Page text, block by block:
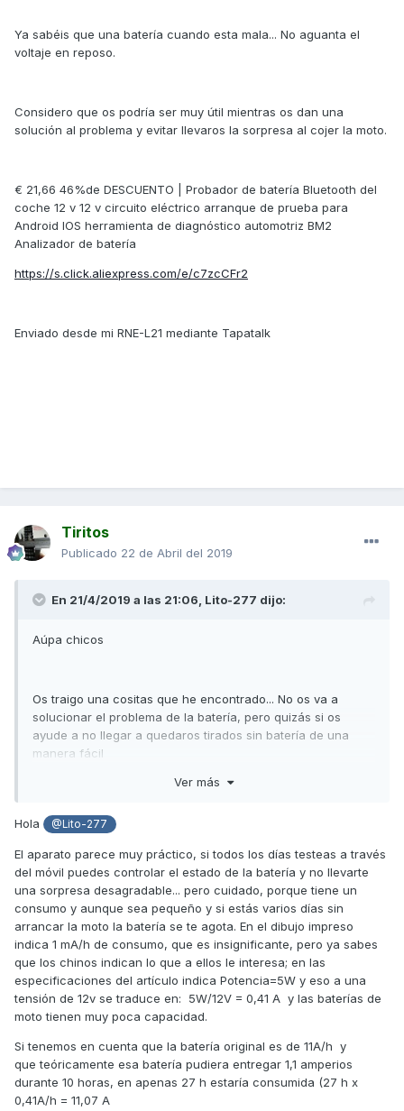
Ya sabéis que una batería cuando esta mala... No aguanta el
voltaje en reposo.
Considero que os podría ser muy útil mientras os dan una
solución al problema y evitar llevaros la sorpresa al cojer la moto.
€ 21,66 46%de DESCUENTO | Probador de batería Bluetooth del
coche 12 v 12 v circuito eléctrico arranque de prueba para
Android IOS herramienta de diagnóstico automotriz BM2
Analizador de batería
https://s.click.aliexpress.com/e/c7zcCFr2
Enviado desde mi RNE-L21 mediante Tapatalk
Tiritos
Publicado 22 de Abril del 2019
En 21/4/2019 a las 21:06, Lito-277 dijo:
Aúpa chicos
Os traigo una cositas que he encontrado... No os va a
solucionar el problema de la batería, pero quizás si os
ayude a no llegar a quedaros tirados sin batería de una
manera fácil
No lo he probado!!
Engiendo que se conecta a la batería y se deja ahí y se
conecta al teléfono con una app.
Con esto lo que se puede hacer es testar el voltaje de la
batería cuando queráis se una manera cómoda y muy
sencilla.
Cuando veáis que la batería en reposo tiene un voltaje
crítico para el arranque, o arrancais para que cargue o
lleváis al taller a cambiar la batería si eso se repite.
Ver más
Hola @Lito-277
El aparato parece muy práctico, si todos los días testeas a través
del móvil puedes controlar el estado de la batería y no llevarte
una sorpresa desagradable... pero cuidado, porque tiene un
consumo y aunque sea pequeño y si estás varios días sin
arrancar la moto la batería se te agota. En el dibujo impreso
indica 1 mA/h de consumo, que es insignificante, pero ya sabes
que los chinos indican lo que a ellos le interesa; en las
especificaciones del artículo indica Potencia=5W y eso a una
tensión de 12v se traduce en: 5W/12V = 0,41 A y las baterías de
moto tienen muy poca capacidad.
Si tenemos en cuenta que la batería original es de 11A/h y
que teóricamente esa batería pudiera entregar 1,1 amperios
durante 10 horas, en apenas 27 h estaría consumida (27 h x
0,41A/h = 11,07 A